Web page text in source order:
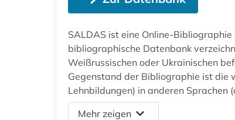
SALDAS ist eine Online-Bibliographie
bibliographische Datenbank
Weißrussischen oder Ukrainischen
Gegenstand der Bibliographie ist die
Lehnbildungen) in anderen
Mehr zeigen